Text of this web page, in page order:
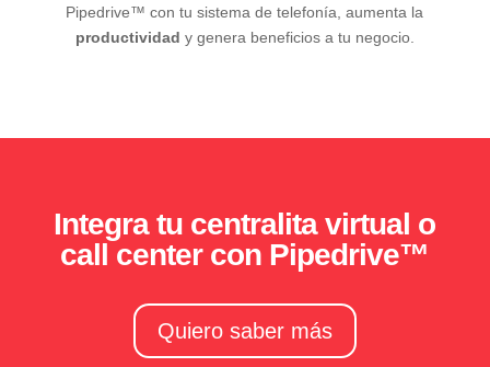
Pipedrive™ con tu sistema de telefonía, aumenta la
productividad y genera beneficios a tu negocio.
Integra tu centralita virtual o
call center con Pipedrive™
Quiero saber más